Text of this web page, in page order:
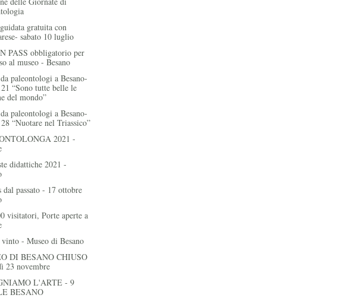
gratuita con
sabato 10 luglio
PASS obbligatorio per
al museo - Besano
paleontologi a Besano-
21 “Sono tutte belle le
del mondo”
paleontologi a Besano-
“Nuotare nel Triassico”
2021 -
didattiche 2021 -
dal passato - 17 ottobre
visitatori, Porte aperte a
- Museo di Besano
DI BESANO CHIUSO
23 novembre
L'ARTE - 9
BESANO